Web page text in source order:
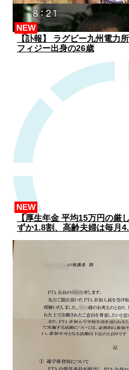
【訃報】 ラグビー九州電力
フィジー出身の26歳
NEW
【厚生年金 平均15万円の厳
ずか1.8割、高齢夫婦は毎月
NEW